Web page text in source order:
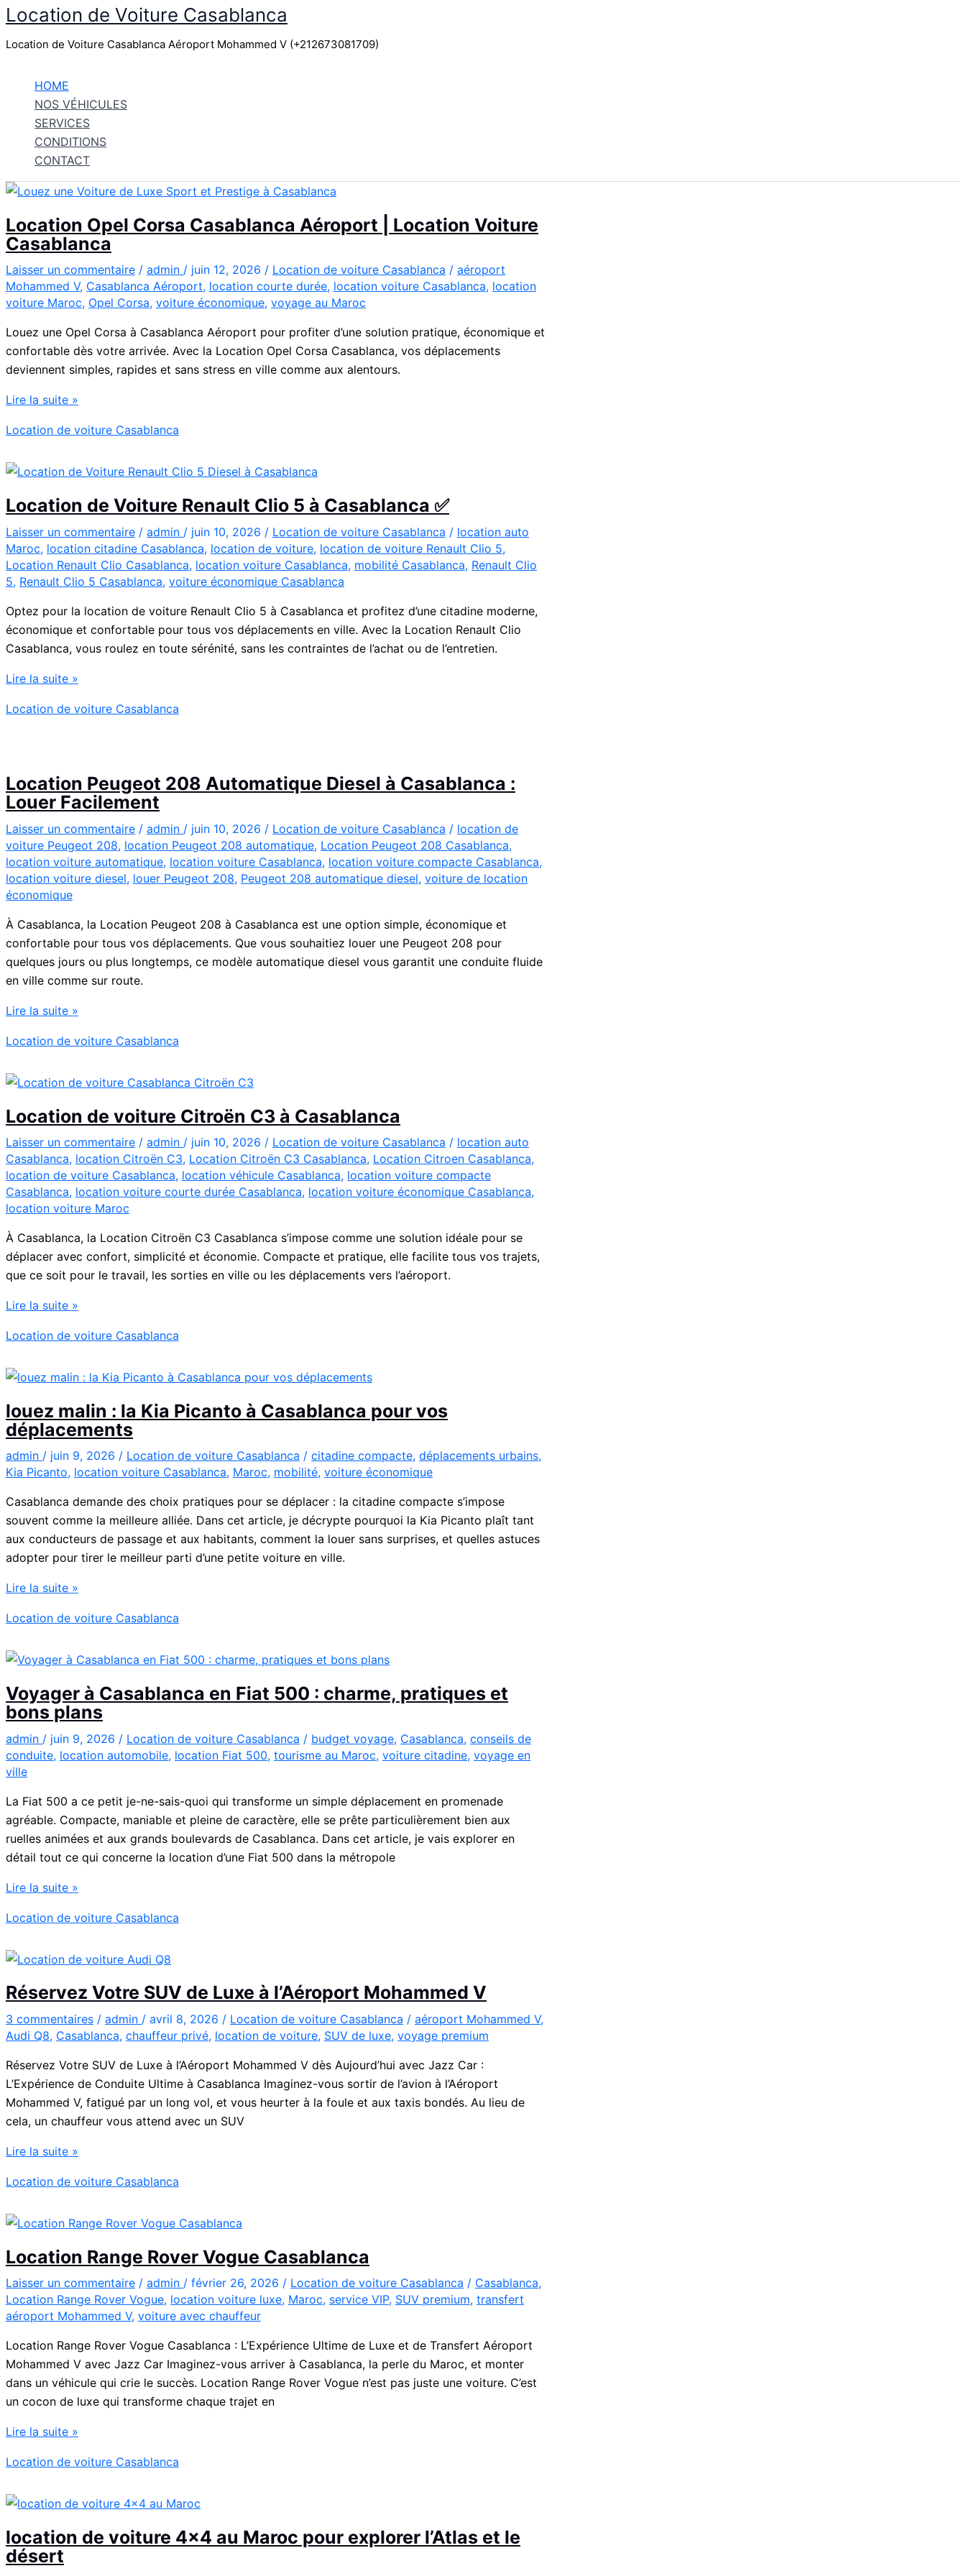
Aller
contenu
Location de Voiture Casablanca
Location de Voiture Casablanca Aéroport Mohammed V (+212673081709)
HOME
NOS VÉHICULES
SERVICES
CONDITIONS
CONTACT
Location Opel Corsa Casablanca Aéroport | Location Voiture
Casablanca
Laisser un commentaire / admin / juin 12, 2026 / Location de voiture Casablanca / aéroport
Mohammed V, Casablanca Aéroport, location courte durée, location voiture Casablanca, location
voiture Maroc, Opel Corsa, voiture économique, voyage au Maroc
Louez une Opel Corsa à Casablanca Aéroport pour profiter d’une solution pratique, économique et
confortable dès votre arrivée. Avec la Location Opel Corsa Casablanca, vos déplacements
deviennent simples, rapides et sans stress en ville comme aux alentours.
Location
Corsa
Aéroport
Location
Voiture
Casablanca
Lire la suite »
Location de voiture Casablanca
Location de Voiture Renault Clio 5 à Casablanca ✅
Laisser un commentaire / admin / juin 10, 2026 / Location de voiture Casablanca / location auto
Maroc, location citadine Casablanca, location de voiture, location de voiture Renault Clio 5,
Location Renault Clio Casablanca, location voiture Casablanca, mobilité Casablanca, Renault Clio
5, Renault Clio 5 Casablanca, voiture économique Casablanca
Optez pour la location de voiture Renault Clio 5 à Casablanca et profitez d’une citadine moderne,
économique et confortable pour tous vos déplacements en ville. Avec la Location Renault Clio
Casablanca, vous roulez en toute sérénité, sans les contraintes de l’achat ou de l’entretien.
Location
Voiture
à
Casablanca
✅
Lire la suite »
Location de voiture Casablanca
Location Peugeot 208 Automatique Diesel à Casablanca :
Louer Facilement
Laisser un commentaire / admin / juin 10, 2026 / Location de voiture Casablanca / location de
voiture Peugeot 208, location Peugeot 208 automatique, Location Peugeot 208 Casablanca,
location voiture automatique, location voiture Casablanca, location voiture compacte Casablanca,
location voiture diesel, louer Peugeot 208, Peugeot 208 automatique diesel, voiture de location
économique
À Casablanca, la Location Peugeot 208 à Casablanca est une option simple, économique et
confortable pour tous vos déplacements. Que vous souhaitiez louer une Peugeot 208 pour
quelques jours ou plus longtemps, ce modèle automatique diesel vous garantit une conduite fluide
en ville comme sur route.
Location
208
Diesel
Casablanca
:
Louer
Facilement
Lire la suite »
Location de voiture Casablanca
Location de voiture Citroën C3 à Casablanca
Laisser un commentaire / admin / juin 10, 2026 / Location de voiture Casablanca / location auto
Casablanca, location Citroën C3, Location Citroën C3 Casablanca, Location Citroen Casablanca,
location de voiture Casablanca, location véhicule Casablanca, location voiture compacte
Casablanca, location voiture courte durée Casablanca, location voiture économique Casablanca,
location voiture Maroc
À Casablanca, la Location Citroën C3 Casablanca s’impose comme une solution idéale pour se
déplacer avec confort, simplicité et économie. Compacte et pratique, elle facilite tous vos trajets,
que ce soit pour le travail, les sorties en ville ou les déplacements vers l’aéroport.
Location
voiture
C3
Casablanca
Lire la suite »
Location de voiture Casablanca
louez malin : la Kia Picanto à Casablanca pour vos
déplacements
admin / juin 9, 2026 / Location de voiture Casablanca / citadine compacte, déplacements urbains,
Kia Picanto, location voiture Casablanca, Maroc, mobilité, voiture économique
Casablanca demande des choix pratiques pour se déplacer : la citadine compacte s’impose
souvent comme la meilleure alliée. Dans cet article, je décrypte pourquoi la Kia Picanto plaît tant
aux conducteurs de passage et aux habitants, comment la louer sans surprises, et quelles astuces
adopter pour tirer le meilleur parti d’une petite voiture en ville.
louez
:
Kia
à
Casablanca
pour
vos
déplacements
Lire la suite »
Location de voiture Casablanca
Voyager à Casablanca en Fiat 500 : charme, pratiques et
bons plans
admin / juin 9, 2026 / Location de voiture Casablanca / budget voyage, Casablanca, conseils de
conduite, location automobile, location Fiat 500, tourisme au Maroc, voiture citadine, voyage en
ville
La Fiat 500 a ce petit je-ne-sais-quoi qui transforme un simple déplacement en promenade
agréable. Compacte, maniable et pleine de caractère, elle se prête particulièrement bien aux
ruelles animées et aux grands boulevards de Casablanca. Dans cet article, je vais explorer en
détail tout ce qui concerne la location d’une Fiat 500 dans la métropole
Voyager
Casablanca
Fiat
:
charme,
pratiques
bons
plans
Lire la suite »
Location de voiture Casablanca
Réservez Votre SUV de Luxe à l’Aéroport Mohammed V
3 commentaires / admin / avril 8, 2026 / Location de voiture Casablanca / aéroport Mohammed V,
Audi Q8, Casablanca, chauffeur privé, location de voiture, SUV de luxe, voyage premium
Réservez Votre SUV de Luxe à l’Aéroport Mohammed V dès Aujourd’hui avec Jazz Car :
L’Expérience de Conduite Ultime à Casablanca Imaginez-vous sortir de l’avion à l’Aéroport
Mohammed V, fatigué par un long vol, et vous heurter à la foule et aux taxis bondés. Au lieu de
cela, un chauffeur vous attend avec un SUV
Réservez
SUV
Luxe
l’Aéroport
Mohammed
V
Lire la suite »
Location de voiture Casablanca
Location Range Rover Vogue Casablanca
Laisser un commentaire / admin / février 26, 2026 / Location de voiture Casablanca / Casablanca,
Location Range Rover Vogue, location voiture luxe, Maroc, service VIP, SUV premium, transfert
aéroport Mohammed V, voiture avec chauffeur
Location Range Rover Vogue Casablanca : L’Expérience Ultime de Luxe et de Transfert Aéroport
Mohammed V avec Jazz Car Imaginez-vous arriver à Casablanca, la perle du Maroc, et monter
dans un véhicule qui crie le succès. Location Range Rover Vogue n’est pas juste une voiture. C’est
un cocon de luxe qui transforme chaque trajet en
Location
Rover
Casablanca
Lire la suite »
Location de voiture Casablanca
location de voiture 4×4 au Maroc pour explorer l’Atlas et le
désert